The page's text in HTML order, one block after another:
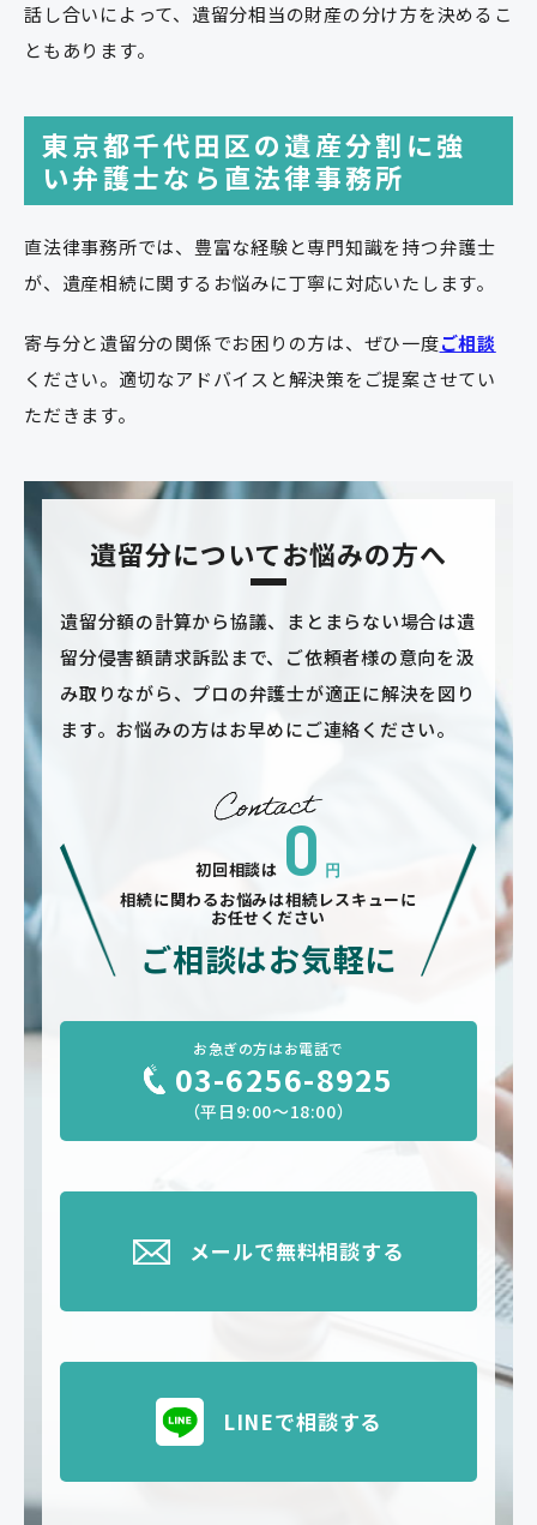
話し合いによって、遺留分相当の財産の分け方を決めるこ
ともあります。
東京都千代田区の遺産分割に強
い弁護士なら直法律事務所
直法律事務所では、豊富な経験と専門知識を持つ弁護士
が、遺産相続に関するお悩みに丁寧に対応いたします。
寄与分と遺留分の関係でお困りの方は、ぜひ一度ご相談
ください。適切なアドバイスと解決策をご提案させてい
ただきます。
遺留分についてお悩みの方へ
遺留分額の計算から協議、まとまらない場合は遺
留分侵害額請求訴訟まで、ご依頼者様の意向を汲
み取りながら、プロの弁護士が適正に解決を図り
ます。お悩みの方はお早めにご連絡ください。
初回相談は 0 円
相続に関わるお悩みは相続レスキューに
お任せください
ご相談はお気軽に
お急ぎの方はお電話で
03-6256-8925
（平日9:00～18:00）
メールで無料相談する
LINEで相談する